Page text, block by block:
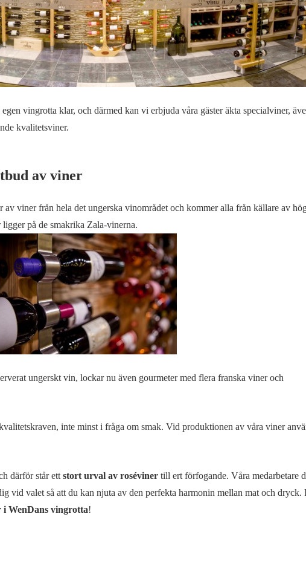
vingrotta klar, och därmed kan vi erbjuda våra gäster äkta specialviner,
kvalitetsviner.
av viner
viner från hela det ungerska vinområdet och kommer alla från källare av
på de smakrika Zala-vinerna.
ungerskt vin, lockar nu även gourmeter med flera franska viner och
inte minst i fråga om smak. Vid produktionen av våra viner
därför står ett stort urval av roséviner till ert förfogande. Våra medarbetare
vid valet så att du kan njuta av den perfekta harmonin mellan mat och dryck.
WenDans vingrotta!